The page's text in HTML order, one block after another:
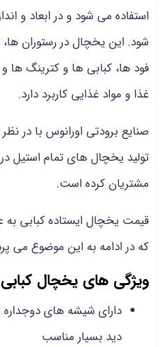
استفاده می شود و در ابعاد و
شود. این یخچال در رستوران
فود ها، کبابی ها و کترینگ ها
غذا و مواد غذایی کاربرد دارد.
صنایع برودتی اورانوس با در
تولید یخچال های تمام استیل
مشتریان کرده است.
قیمت یخچال ایستاده کبابی
که در ادامه به این موضوع می
ویژگی های یخچال کبابی
دارای شیشه های
دید بسیار مناسب